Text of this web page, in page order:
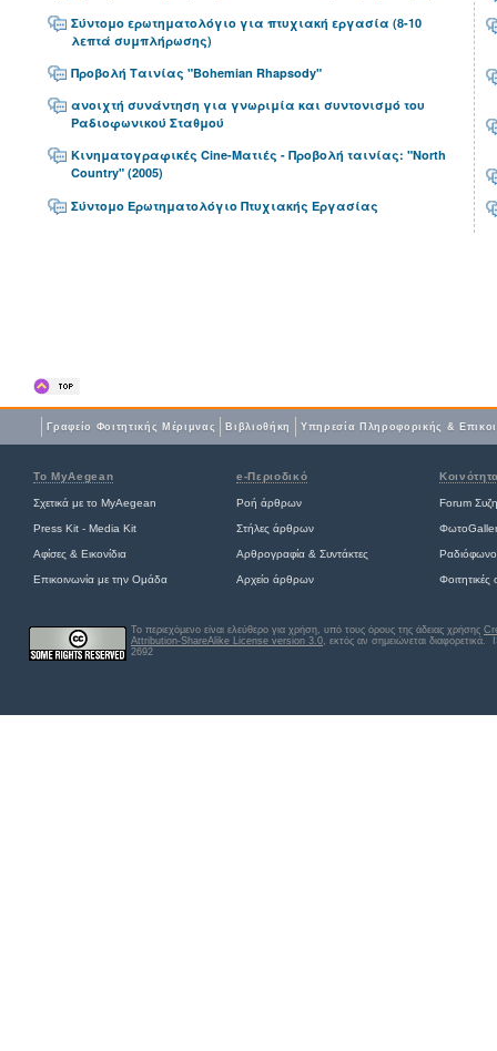
Σύντομο ερωτηματολόγιο για πτυχιακή εργασία (8-10
λεπτά συμπλήρωσης)
Προβολή Ταινίας "Bohemian Rhapsody"
ανοιχτή συνάντηση για γνωριμία και συντονισμό του
Ραδιοφωνικού Σταθμού
Κινηματογραφικές Cine-Ματιές - Προβολή ταινίας: "North
Country" (2005)
Σύντομο Ερωτηματολόγιο Πτυχιακής Εργασίας
Γραφείο Φοιτητικής Μέριμνας Βιβλιοθήκη Yπηρεσία Πληροφορικής &
Το MyAegean e-Περιοδικό
Σχετικά με το MyAegean Ροή άρθρων Forum
Press Kit - Media Kit Στήλες άρθρων
Αφίσες & Εικονίδια Αρθρογραφία & Συντάκτες Ραδιόφωνο
Επικοινωνία με την Ομάδα Αρχείο άρθρων
Το περιεχόμενο είναι ελεύθερο για χρήση, υπό τους όρους της άδειας χρήσης
Attribution-ShareAlike License version 3.0, εκτός αν σημειώνεται διαφορετικά.
2692